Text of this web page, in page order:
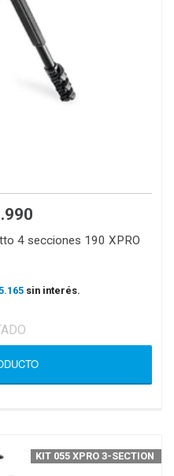
4 secciones 190 XPRO
sin interés.
KIT 055 XPRO 3-SECTION